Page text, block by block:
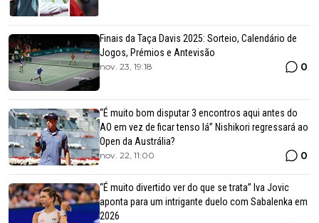
Finais da Taça Davis 2025: Sorteio, Calendário de
Jogos, Prémios e Antevisão
nov. 23, 19:18 0
“É muito bom disputar 3 encontros aqui antes do
AO em vez de ficar tenso lá” Nishikori regressará ao
Open da Austrália?
nov. 22, 11:00 0
“É muito divertido ver do que se trata” Iva Jovic
aponta para um intrigante duelo com Sabalenka em
2026